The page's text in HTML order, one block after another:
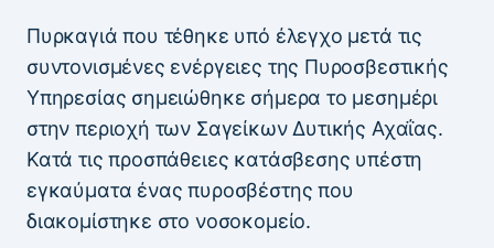
Πυρκαγιά που τέθηκε υπό έλεγχο μετά τις
συντονισμένες ενέργειες της Πυροσβεστικής
Υπηρεσίας σημειώθηκε σήμερα το μεσημέρι
στην περιοχή των Σαγείκων Δυτικής Αχαΐας.
Κατά τις προσπάθειες κατάσβεσης υπέστη
εγκαύματα ένας πυροσβέστης που
διακομίστηκε στο νοσοκομείο.